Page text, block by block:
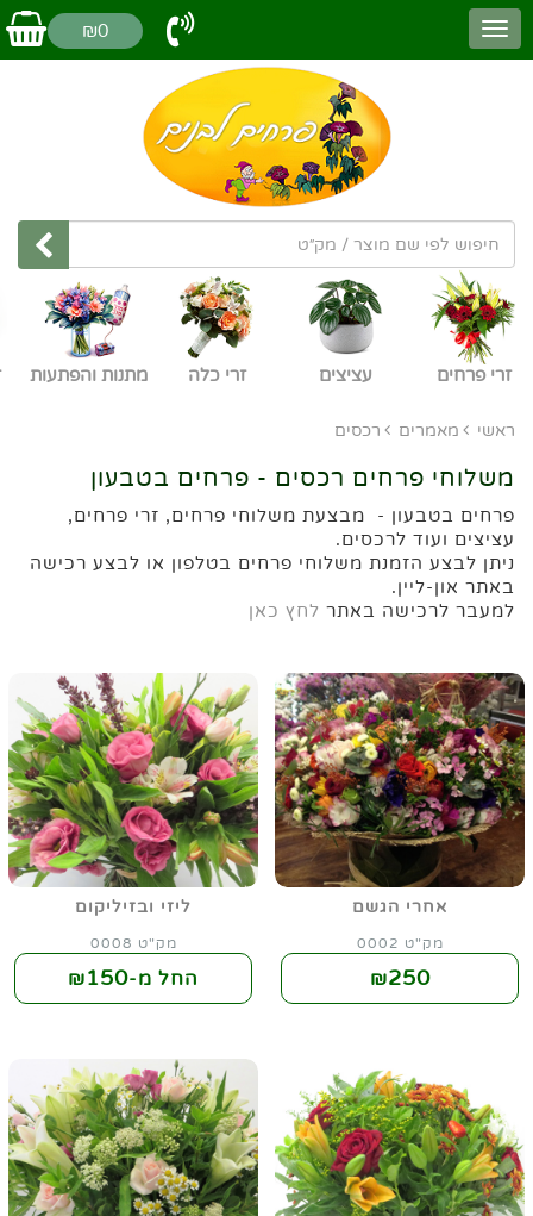
₪0
זרי פרחים עציצים זרי כלה מתנות והפתעות
ראשי מאמרים רכסים
משלוחי פרחים רכסים - פרחים בטבעון
פרחים בטבעון - מבצעת משלוחי פרחים, זרי פרחים,
עציצים ועוד לרכסים.
ניתן לבצע הזמנת משלוחי פרחים בטלפון או לבצע רכישה
באתר און-ליין.
למעבר לרכישה באתר לחץ כאן
אחרי הגשם
מק"ט 0002
₪250
ליזי ובזיליקום
מק"ט 0008
החל מ-₪150